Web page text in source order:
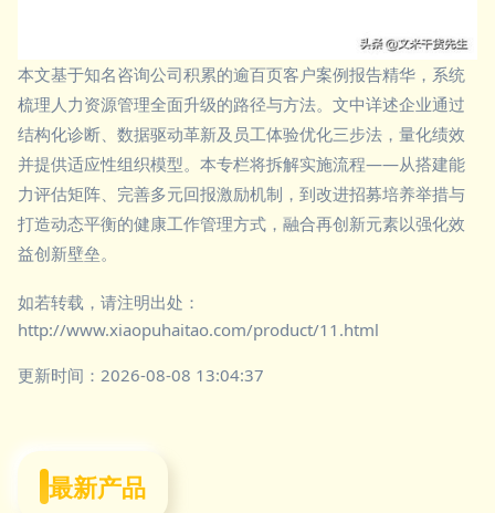
本文基于知名咨询公司积累的逾百页客户案例报告精华，系统
梳理人力资源管理全面升级的路径与方法。文中详述企业通过
结构化诊断、数据驱动革新及员工体验优化三步法，量化绩效
并提供适应性组织模型。本专栏将拆解实施流程——从搭建能
力评估矩阵、完善多元回报激励机制，到改进招募培养举措与
打造动态平衡的健康工作管理方式，融合再创新元素以强化效
益创新壁垒。
如若转载，请注明出处：
http://www.xiaopuhaitao.com/product/11.html
更新时间：2026-08-08 13:04:37
最新产品